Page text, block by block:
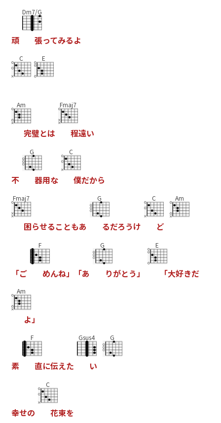
頑
Dm7/G
張ってみるよ
C E
Am
完璧とは
Fmaj7
程遠い
不
G
器用な
C
僕だから
Fmaj7
困らせるこ ともあ
G
るだろうけ
C
ど
Am
「ご
F
めんね」 「あ
G
りがとう 」
E
「大好きだ
Am
よ」
素
F
直に伝えた
Gsus4
い
G
幸せの
C
花束を